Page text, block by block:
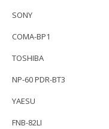
SONY
COMA-BP1
TOSHIBA
NP-60 PDR-BT3
YAESU
FNB-82LI